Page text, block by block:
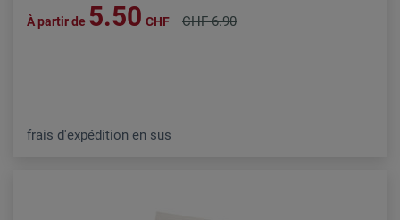
À partir de 5.50 CHF CHF 6.90
frais d'expédition en sus